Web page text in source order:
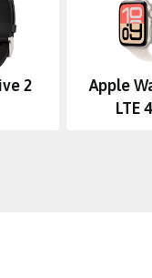
2
Apple
LTE